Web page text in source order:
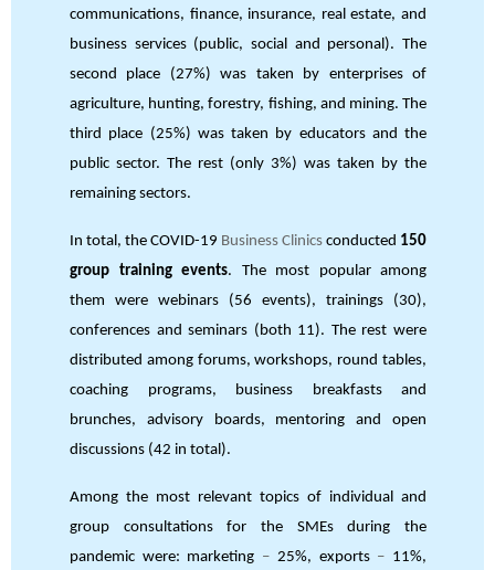
communications, finance, insurance, real estate, and
business services (public, social and personal). The
second place (27%) was taken by enterprises of
agriculture, hunting, forestry, fishing, and mining. The
third place (25%) was taken by educators and the
public sector. The rest (only 3%) was taken by the
remaining sectors.
In total, the COVID-19 Business Clinics conducted 150
group training events. The most popular among
them were webinars (56 events), trainings (30),
conferences and seminars (both 11). The rest were
distributed among forums, workshops, round tables,
coaching programs, business breakfasts and
brunches, advisory boards, mentoring and open
discussions (42 in total).
Among the most relevant topics of individual and
group consultations for the SMEs during the
pandemic were: marketing – 25%, exports– 11%,